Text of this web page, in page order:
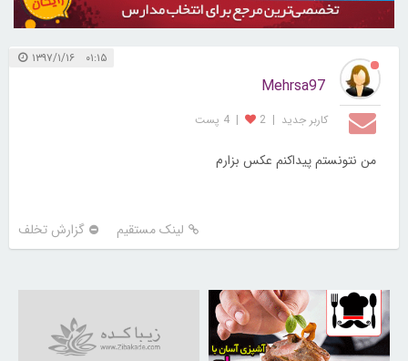
۰۱:۱۵ ۱۳۹۷/۱/۱۶
Mehrsa97
کاربر جديد |
2
| 4 پست
من نتونستم پیداکنم عکس بزارم
لینک مستقیم گزارش تخلف